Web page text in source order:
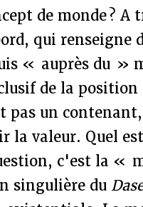
de monde ?
qui renseigne
« auprès du »
de la
pas un
la valeur. Quel
c'est la «
singulière du